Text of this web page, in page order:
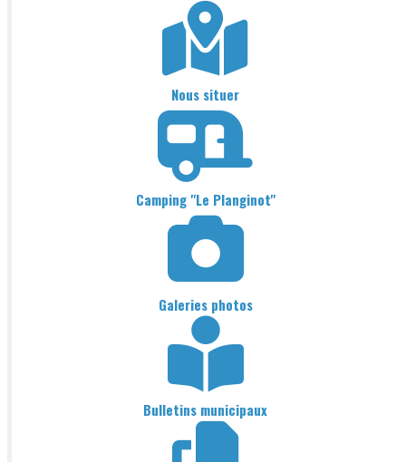
Nous situer
Camping "Le Planginot"
Galeries photos
Bulletins municipaux